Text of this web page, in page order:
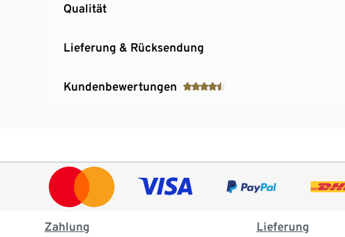
Qualität
Lieferung & Rücksendung
Kundenbewertungen
Zahlung Lieferung